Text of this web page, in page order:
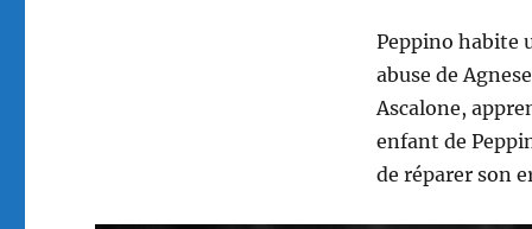
Peppino habite
abuse de
Ascalone,
enfant de
de réparer son